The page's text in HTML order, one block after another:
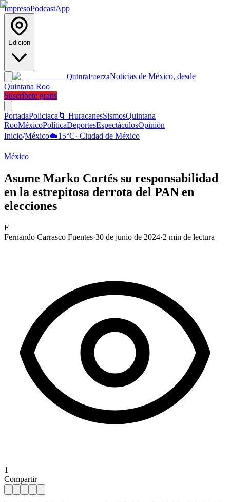
ImpresoPodcastApp
Edición
QuintaFuerzaNoticias de México, desde
Quintana Roo
Suscríbete gratis
PortadaPoliciaca 🌀 HuracanesSismosQuintana
RooMéxicoPolíticaDeportesEspectáculosOpinión
Inicio/México☁️15°C· Ciudad de México
México
Asume Marko Cortés su responsabilidad
en la estrepitosa derrota del PAN en
elecciones
F
Fernando Carrasco Fuentes·30 de junio de 2024·2 min de lectura
1
Compartir